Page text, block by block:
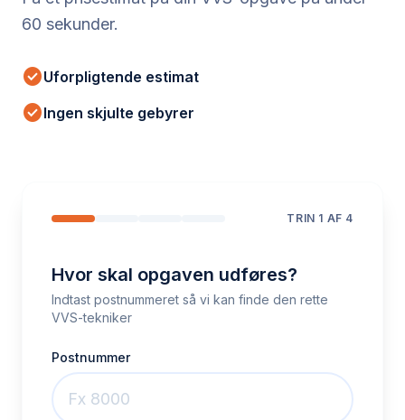
60 sekunder.
check_circleUforpligtende estimat
check_circleIngen skjulte gebyrer
TRIN 1 AF 4
Hvor skal opgaven udføres?
Indtast postnummeret så vi kan finde den rette
VVS-tekniker
Postnummer